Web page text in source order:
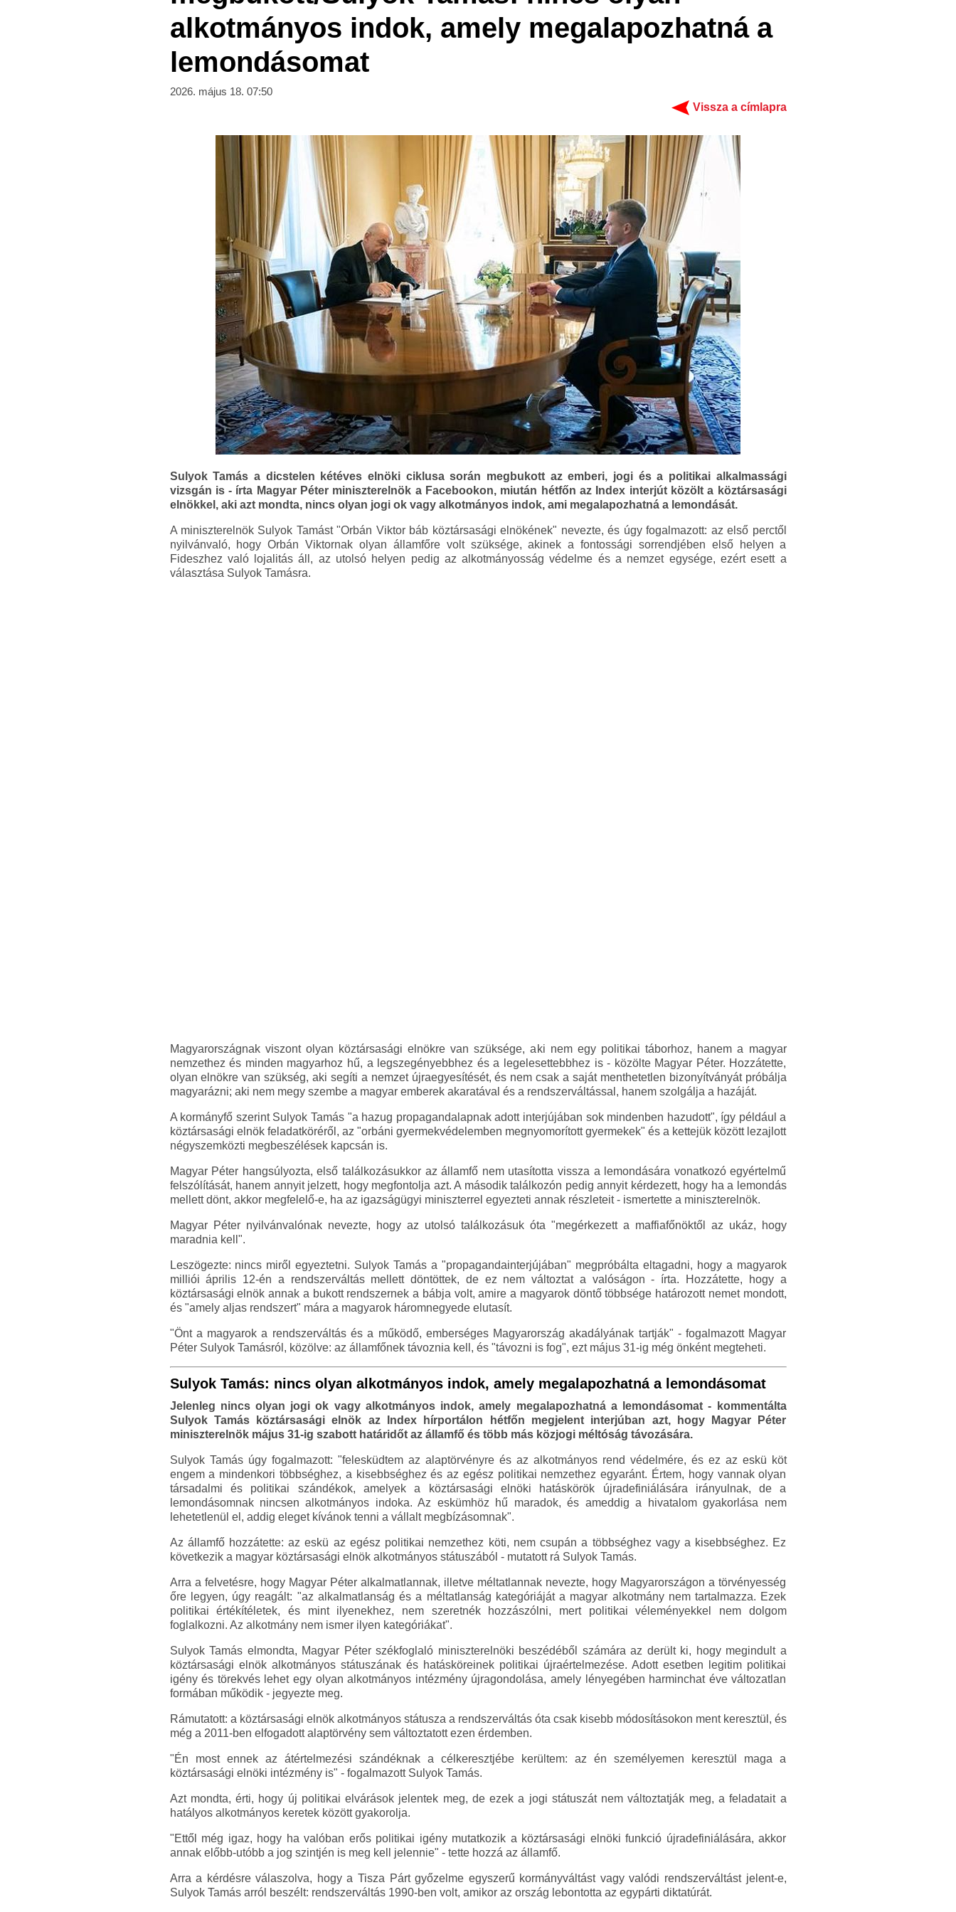
alkotmányos indok, amely megalapozhatná a
lemondásomat
2026. május 18. 07:50
Vissza a címlapra
Sulyok Tamás a dicstelen kétéves elnöki ciklusa során megbukott az emberi, jogi és a politikai alkalmassági
vizsgán is - írta Magyar Péter miniszterelnök a Facebookon, miután hétfőn az Index interjút közölt a köztársasági
elnökkel, aki azt mondta, nincs olyan jogi ok vagy alkotmányos indok, ami megalapozhatná a lemondását.
A miniszterelnök Sulyok Tamást "Orbán Viktor báb köztársasági elnökének" nevezte, és úgy fogalmazott: az első perctől
nyilvánvaló, hogy Orbán Viktornak olyan államfőre volt szüksége, akinek a fontossági sorrendjében első helyen a
Fideszhez való lojalitás áll, az utolsó helyen pedig az alkotmányosság védelme és a nemzet egysége, ezért esett a
választása Sulyok Tamásra.
Magyarországnak viszont olyan köztársasági elnökre van szüksége, aki nem egy politikai táborhoz, hanem a magyar
nemzethez és minden magyarhoz hű, a legszegényebbhez és a legelesettebbhez is - közölte Magyar Péter. Hozzátette,
olyan elnökre van szükség, aki segíti a nemzet újraegyesítését, és nem csak a saját menthetetlen bizonyítványát próbálja
magyarázni; aki nem megy szembe a magyar emberek akaratával és a rendszerváltással, hanem szolgálja a hazáját.
A kormányfő szerint Sulyok Tamás "a hazug propagandalapnak adott interjújában sok mindenben hazudott", így például a
köztársasági elnök feladatköréről, az "orbáni gyermekvédelemben megnyomorított gyermekek" és a kettejük között lezajlott
négyszemközti megbeszélések kapcsán is.
Magyar Péter hangsúlyozta, első találkozásukkor az államfő nem utasította vissza a lemondására vonatkozó egyértelmű
felszólítását, hanem annyit jelzett, hogy megfontolja azt. A második találkozón pedig annyit kérdezett, hogy ha a lemondás
mellett dönt, akkor megfelelő-e, ha az igazságügyi miniszterrel egyezteti annak részleteit - ismertette a miniszterelnök.
Magyar Péter nyilvánvalónak nevezte, hogy az utolsó találkozásuk óta "megérkezett a maffiafőnöktől az ukáz, hogy
maradnia kell".
Leszögezte: nincs miről egyeztetni. Sulyok Tamás a "propagandainterjújában" megpróbálta eltagadni, hogy a magyarok
milliói április 12-én a rendszerváltás mellett döntöttek, de ez nem változtat a valóságon - írta. Hozzátette, hogy a
köztársasági elnök annak a bukott rendszernek a bábja volt, amire a magyarok döntő többsége határozott nemet mondott,
és "amely aljas rendszert" mára a magyarok háromnegyede elutasít.
"Önt a magyarok a rendszerváltás és a működő, emberséges Magyarország akadályának tartják" - fogalmazott Magyar
Péter Sulyok Tamásról, közölve: az államfőnek távoznia kell, és "távozni is fog", ezt május 31-ig még önként megteheti.
Sulyok Tamás: nincs olyan alkotmányos indok, amely megalapozhatná a lemondásomat
Jelenleg nincs olyan jogi ok vagy alkotmányos indok, amely megalapozhatná a lemondásomat - kommentálta
Sulyok Tamás köztársasági elnök az Index hírportálon hétfőn megjelent interjúban azt, hogy Magyar Péter
miniszterelnök május 31-ig szabott határidőt az államfő és több más közjogi méltóság távozására.
Sulyok Tamás úgy fogalmazott: "felesküdtem az alaptörvényre és az alkotmányos rend védelmére, és ez az eskü köt
engem a mindenkori többséghez, a kisebbséghez és az egész politikai nemzethez egyaránt. Értem, hogy vannak olyan
társadalmi és politikai szándékok, amelyek a köztársasági elnöki hatáskörök újradefiniálására irányulnak, de a
lemondásomnak nincsen alkotmányos indoka. Az eskümhöz hű maradok, és ameddig a hivatalom gyakorlása nem
lehetetlenül el, addig eleget kívánok tenni a vállalt megbízásomnak".
Az államfő hozzátette: az eskü az egész politikai nemzethez köti, nem csupán a többséghez vagy a kisebbséghez. Ez
következik a magyar köztársasági elnök alkotmányos státuszából - mutatott rá Sulyok Tamás.
Arra a felvetésre, hogy Magyar Péter alkalmatlannak, illetve méltatlannak nevezte, hogy Magyarországon a törvényesség
őre legyen, úgy reagált: "az alkalmatlanság és a méltatlanság kategóriáját a magyar alkotmány nem tartalmazza. Ezek
politikai értékítéletek, és mint ilyenekhez, nem szeretnék hozzászólni, mert politikai véleményekkel nem dolgom
foglalkozni. Az alkotmány nem ismer ilyen kategóriákat".
Sulyok Tamás elmondta, Magyar Péter székfoglaló miniszterelnöki beszédéből számára az derült ki, hogy megindult a
köztársasági elnök alkotmányos státuszának és hatásköreinek politikai újraértelmezése. Adott esetben legitim politikai
igény és törekvés lehet egy olyan alkotmányos intézmény újragondolása, amely lényegében harminchat éve változatlan
formában működik - jegyezte meg.
Rámutatott: a köztársasági elnök alkotmányos státusza a rendszerváltás óta csak kisebb módosításokon ment keresztül, és
még a 2011-ben elfogadott alaptörvény sem változtatott ezen érdemben.
"Én most ennek az átértelmezési szándéknak a célkeresztjébe kerültem: az én személyemen keresztül maga a
köztársasági elnöki intézmény is" - fogalmazott Sulyok Tamás.
Azt mondta, érti, hogy új politikai elvárások jelentek meg, de ezek a jogi státuszát nem változtatják meg, a feladatait a
hatályos alkotmányos keretek között gyakorolja.
"Ettől még igaz, hogy ha valóban erős politikai igény mutatkozik a köztársasági elnöki funkció újradefiniálására, akkor
annak előbb-utóbb a jog szintjén is meg kell jelennie" - tette hozzá az államfő.
Arra a kérdésre válaszolva, hogy a Tisza Párt győzelme egyszerű kormányváltást vagy valódi rendszerváltást jelent-e,
Sulyok Tamás arról beszélt: rendszerváltás 1990-ben volt, amikor az ország lebontotta az egypárti diktatúrát.